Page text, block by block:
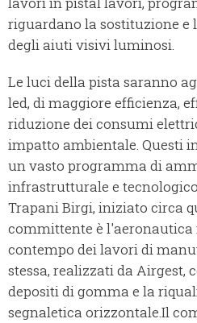
riguardano la sostituzione
degli aiuti visivi luminosi.
Le luci della pista saranno
led, di maggiore efficienza,
riduzione dei consumi
impatto ambientale. Questi
un vasto programma di
infrastrutturale e
Trapani Birgi, iniziato circa
committente è
contempo dei lavori di
stessa, realizzati da Airgest,
depositi di gomma e la
segnaletica orizzontale.Il